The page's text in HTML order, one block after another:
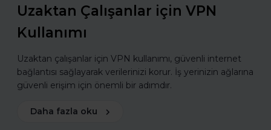
Uzaktan Çalışanlar için VPN
Kullanımı
Uzaktan çalışanlar için VPN kullanımı, güvenli internet
bağlantısı sağlayarak verilerinizi korur. İş yerinizin ağlarına
güvenli erişim için önemli bir adımdır.
Daha fazla oku